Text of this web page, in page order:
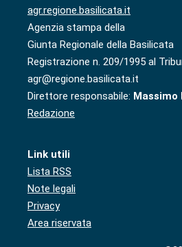
agr.regione.basilicata.it
Agenzia stampa della
Giunta Regionale della Basilicata
Registrazione n. 209/1995 al
agr@regione.basilicata.it
Direttore responsabile:
Redazione
Link utili
Lista RSS
Note legali
Privacy
Area riservata